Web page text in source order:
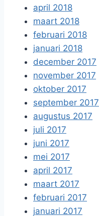
april 2018
maart 2018
februari 2018
januari 2018
december 2017
november 2017
oktober 2017
september 2017
augustus 2017
juli 2017
juni 2017
mei 2017
april 2017
maart 2017
februari 2017
januari 2017